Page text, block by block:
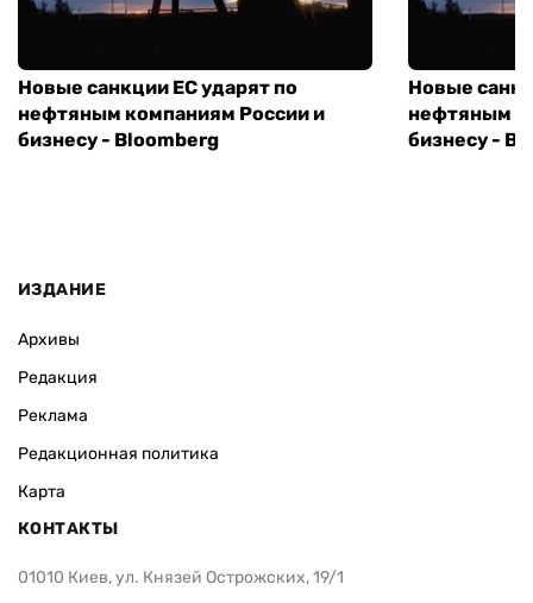
Новые санкции ЕС ударят по
нефтяным компаниям России и
бизнесу - Bloomberg
Новые
нефтяным
бизнесу -
ИЗДАНИЕ
Архивы
Редакция
Реклама
Редакционная политика
Карта
КОНТАКТЫ
01010 Киев, ул. Князей Острожских, 19/1